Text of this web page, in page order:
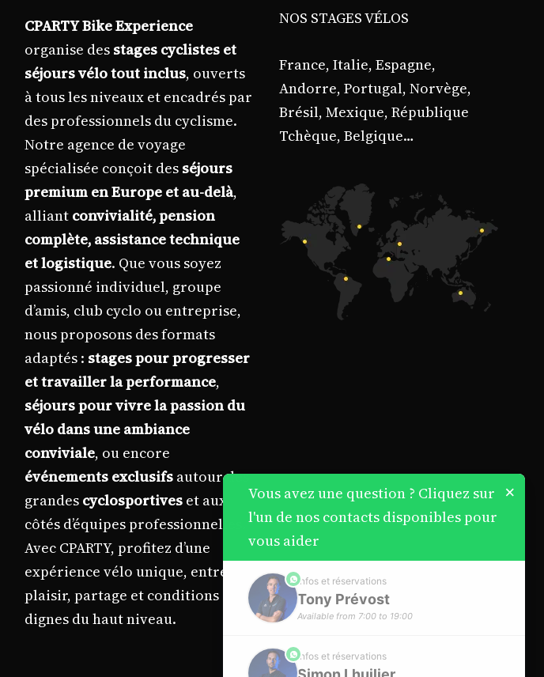
CPARTY Bike Experience
organise des stages cyclistes et
séjours vélo tout inclus, ouverts
à tous les niveaux et encadrés par
des professionnels du cyclisme.
Notre agence de voyage
spécialisée conçoit des séjours
premium en Europe et au-delà,
alliant convivialité, pension
complète, assistance technique
et logistique. Que vous soyez
passionné individuel, groupe
d’amis, club cyclo ou entreprise,
nous proposons des formats
adaptés : stages pour progresser
et travailler la performance,
séjours pour vivre la passion du
vélo dans une ambiance
conviviale, ou encore
événements exclusifs autour des
grandes cyclosportives et aux
côtés d’équipes professionnelles.
Avec CPARTY, profitez d’une
expérience vélo unique, entre
plaisir, partage et conditions
dignes du haut niveau.
NOS STAGES VÉLOS
France, Italie, Espagne,
Andorre, Portugal, Norvège,
Brésil, Mexique, République
Tchèque, Belgique…
×
Vous avez une question ? Cliquez sur
l'un de nos contacts disponibles pour
vous aider
phone Infos et réservations
Tony Prévost
Available from 7:00 to 19:00
phone Infos et réservations